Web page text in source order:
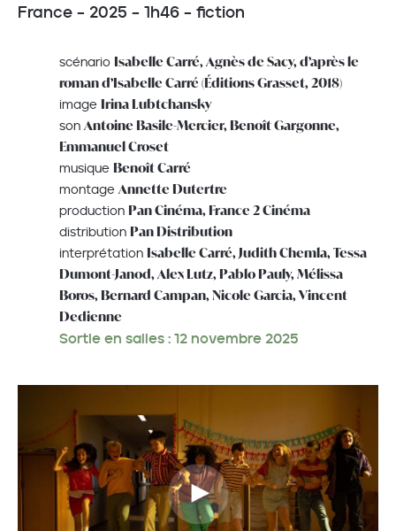
France – 2025 – 1h46 – fiction
scénario Isabelle Carré, Agnès de Sacy, d’après le
roman d’Isabelle Carré (Éditions Grasset, 2018)
image Irina Lubtchansky
sonAntoine Basile-Mercier, Benoît Gargonne,
Emmanuel Croset
musique Benoît Carré
montageAnnette Dutertre
production Pan Cinéma, France 2 Cinéma
distribution Pan Distribution
interprétation Isabelle Carré, Judith Chemla, Tessa
Dumont-Janod, Alex Lutz, Pablo Pauly, Mélissa
Boros, Bernard Campan, Nicole Garcia, Vincent
Dedienne
Sortie en salles : 12 novembre 2025